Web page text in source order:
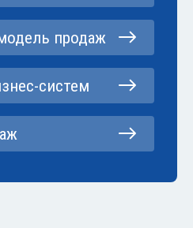
продаж
систем